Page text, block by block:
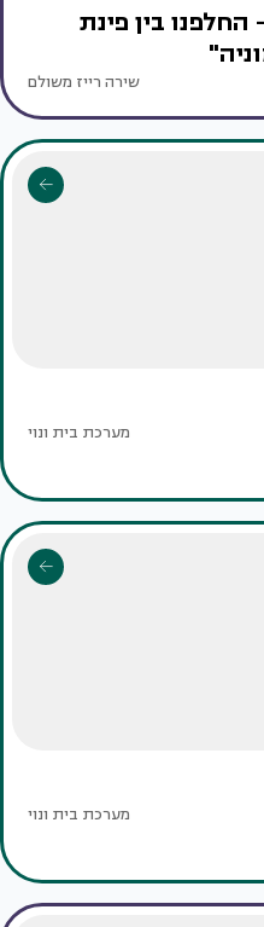
בין פינת
שירה רייז משולם
מערכת בית ונוי
מערכת בית ונוי